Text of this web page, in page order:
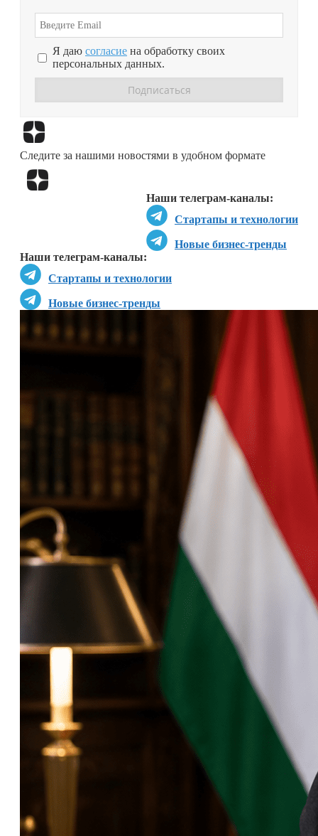
Я даю согласие на обработку своих
персональных данных.
Следите за нашими новостями в удобном формате
Наши телеграм-каналы:
Стартапы и технологии
Новые бизнес-тренды
Наши телеграм-каналы:
Стартапы и технологии
Новые бизнес-тренды